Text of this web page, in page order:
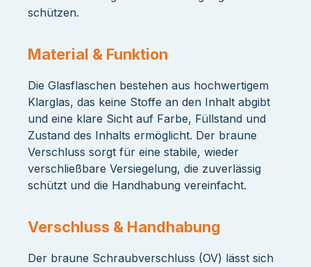
schützen.
Material & Funktion
Die Glasflaschen bestehen aus hochwertigem
Klarglas, das keine Stoffe an den Inhalt abgibt
und eine klare Sicht auf Farbe, Füllstand und
Zustand des Inhalts ermöglicht. Der braune
Verschluss sorgt für eine stabile, wieder
verschließbare Versiegelung, die zuverlässig
schützt und die Handhabung vereinfacht.
Verschluss & Handhabung
Der braune Schraubverschluss (OV) lässt sich